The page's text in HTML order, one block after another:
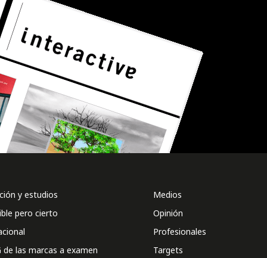
y estudios
pero cierto
de las marcas a examen
Medios
Opinión
Profesionales
Targets